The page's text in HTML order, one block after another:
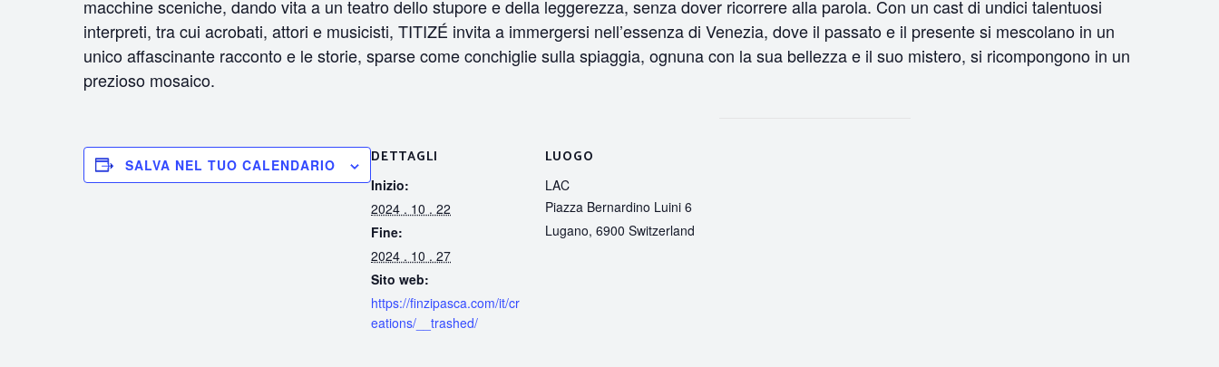
macchine sceniche, dando vita a un teatro dello stupore e della leggerezza, senza dover ricorrere alla parola. Con un cast di undici talentuosi
interpreti, tra cui acrobati, attori e musicisti, TITIZÉ invita a immergersi nell’essenza di Venezia, dove il passato e il presente si mescolano in un
unico affascinante racconto e le storie, sparse come conchiglie sulla spiaggia, ognuna con la sua bellezza e il suo mistero, si ricompongono in un
prezioso mosaico.
SALVA NEL TUO CALENDARIO DETTAGLI
Inizio:
2024 . 10 . 22
Fine:
2024 . 10 . 27
Sito web:
https://finzipasca.com/it/cr
eations/__trashed/
LUOGO
LAC
Piazza Bernardino Luini 6
Lugano, 6900 Switzerland